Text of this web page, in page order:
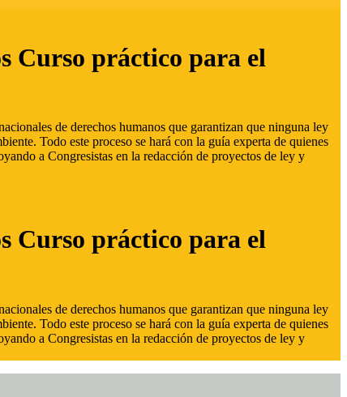
Curso práctico para el
de derechos humanos que garantizan que ninguna ley
Todo este proceso se hará con la guía experta de quienes
a Congresistas en la redacción de proyectos de ley y
Curso práctico para el
de derechos humanos que garantizan que ninguna ley
Todo este proceso se hará con la guía experta de quienes
a Congresistas en la redacción de proyectos de ley y